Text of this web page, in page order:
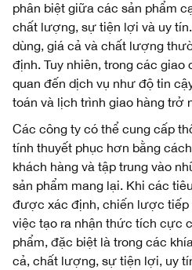
phân biệt giữa các sản phẩm
chất lượng, sự tiện lợi và uy
dùng, giá cả và chất lượng
định. Tuy nhiên, trong các giao
quan đến dịch vụ như độ tin
toán và lịch trình giao hàng trở
Các công ty có thể cung cấp
tính thuyết phục hơn bằng
khách hàng và tập trung vào
sản phẩm mang lại. Khi các
được xác định, chiến lược tiếp
việc tạo ra nhận thức tích cực
phẩm, đặc biệt là trong các
cả, chất lượng, sự tiện lợi, uy